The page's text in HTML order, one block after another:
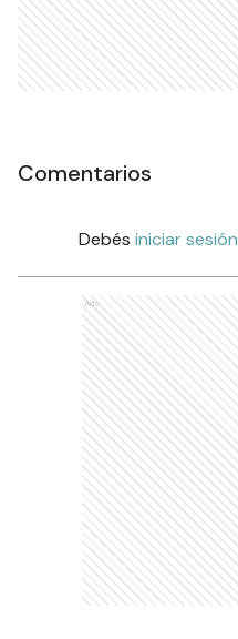
Comentarios
Debés iniciar sesión
Ads